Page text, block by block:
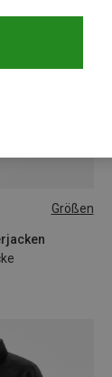
Größen